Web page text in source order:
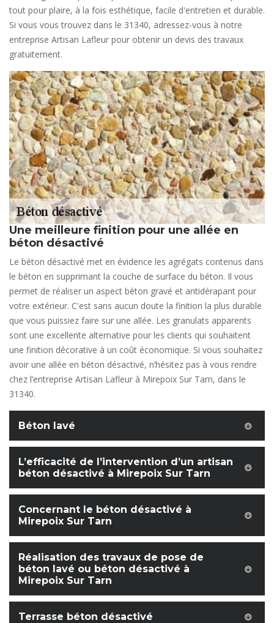
tout pour plaire, à la fois esthétique, facile d'entretien et durable.
Si vous vous trouvez dans le 31340, adressez-vous à notre
entreprise Artisan Lafleur pour obtenir un devis des travaux
gratuitement.
Une meilleure finition pour une allée en
béton désactivé
Le béton désactivé met en évidence les agrégats contenus dans
le béton en supprimant la couche de surface du béton. Il vous
permet de réaliser un aspect béton gravé et antidérapant pour
votre extérieur. C'est sans aucun doute la finition la plus durable
que vous puissiez faire sur une allée. Les granulats apparents
sont une excellente alternative pour les clients qui souhaitent
une finition décorative à un coût économique. Si vous souhaitez
avoir une allée en béton désactivé, n’hésitez pas à vous rendre
chez l’entreprise Artisan Lafleur à Mirepoix Sur Tarn, dans le
31340.
Béton lavé
L’efficacité de l’intervention d’un artisan
béton désactivé à Mirepoix Sur Tarn
Concernant le béton désactivé à
Mirepoix Sur Tarn
Réalisation des travaux de pose de
béton lavé ou béton désactivé à
Mirepoix Sur Tarn
Terrasse béton désactivé